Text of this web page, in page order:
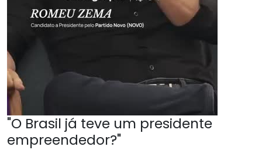
"O Brasil já teve um presidente
empreendedor?"